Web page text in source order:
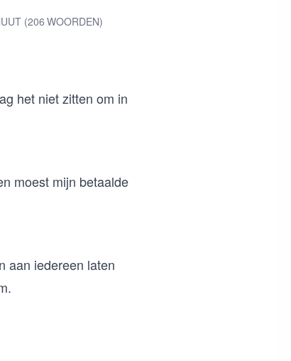
(206 WOORDEN)
het niet zitten om in
moest mijn betaalde
aan iedereen laten